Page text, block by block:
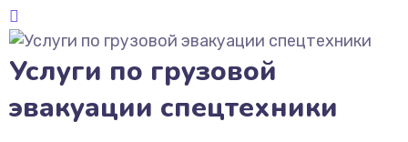
Услуги по грузовой
эвакуации спецтехники